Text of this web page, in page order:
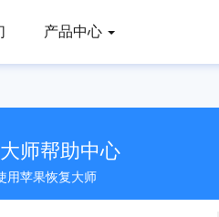
产品中心
师帮助中心
用苹果恢复大师